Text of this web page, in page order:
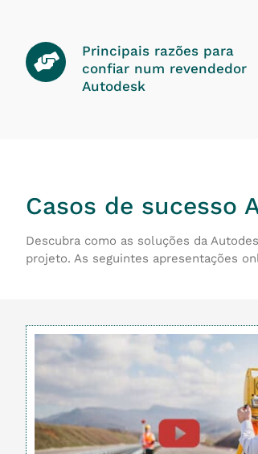
Principais razões para
confiar num revendedor
Autodesk
Casos de sucesso
Descubra como as soluções da
projeto. As seguintes apresentações